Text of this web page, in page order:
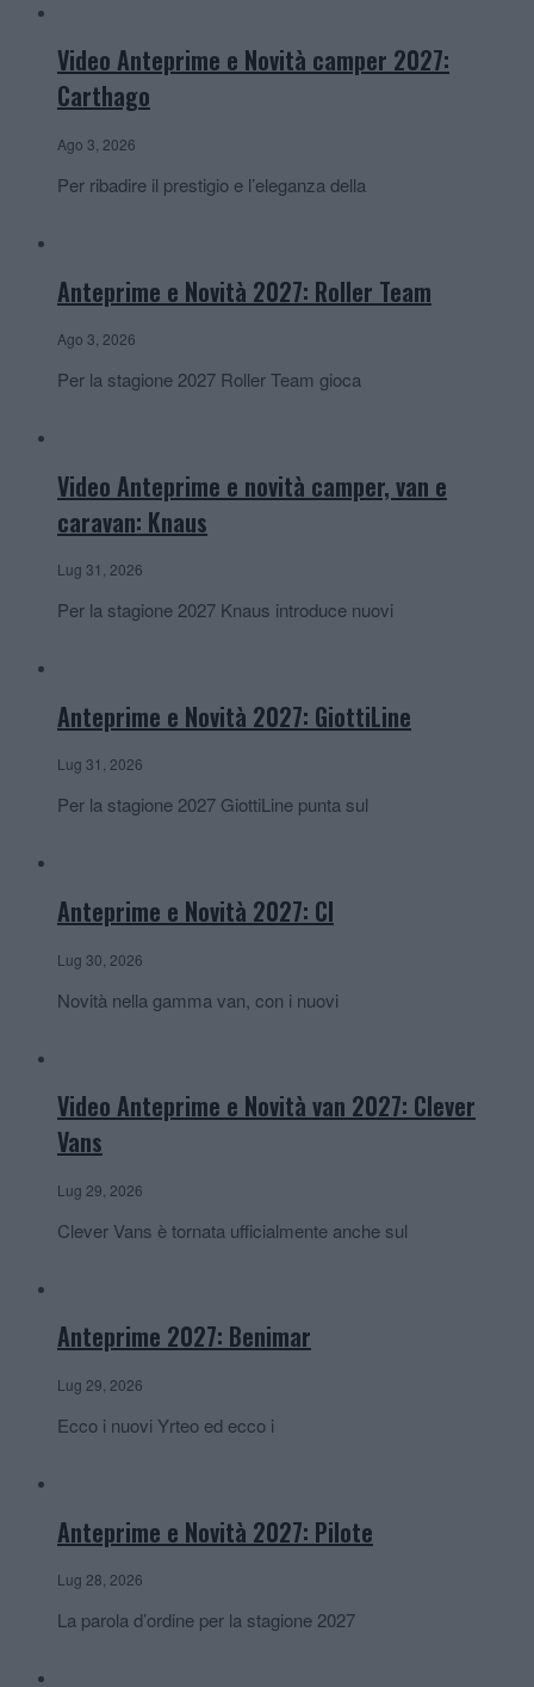
Video Anteprime e Novità camper 2027:
Carthago
Ago 3, 2026
Per ribadire il prestigio e l’eleganza della
Anteprime e Novità 2027: Roller Team
Ago 3, 2026
Per la stagione 2027 Roller Team gioca
Video Anteprime e novità camper, van e
caravan: Knaus
Lug 31, 2026
Per la stagione 2027 Knaus introduce nuovi
Anteprime e Novità 2027: GiottiLine
Lug 31, 2026
Per la stagione 2027 GiottiLine punta sul
Anteprime e Novità 2027: CI
Lug 30, 2026
Novità nella gamma van, con i nuovi
Video Anteprime e Novità van 2027: Clever
Vans
Lug 29, 2026
Clever Vans è tornata ufficialmente anche sul
Anteprime 2027: Benimar
Lug 29, 2026
Ecco i nuovi Yrteo ed ecco i
Anteprime e Novità 2027: Pilote
Lug 28, 2026
La parola d’ordine per la stagione 2027